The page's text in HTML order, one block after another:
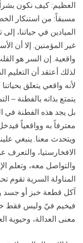
العظيم: كيف نكون
مسبقاً: من استنكار
الميادين في حياتنا،
غير المؤمنين. إلا أن
واقعية. إن السر هو
لذلك أعتقد أن التعليم
لأنه واقعي يتعلق
يتمتع بذاته بالفطنة –
بل يجد هذه الفطنة في
معترفاً به وواقعياً
ويتحدث معنا. ينبغي
الافخارستيا،
والتواصل معه، وتعلم
المناولة السرية تقوم
آكل قطعة خبز أو جسد
فيخيم فيّ وليس فقط
معنى العدالة، وحيوية